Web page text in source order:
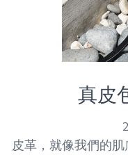
真皮
皮革，就像我們的